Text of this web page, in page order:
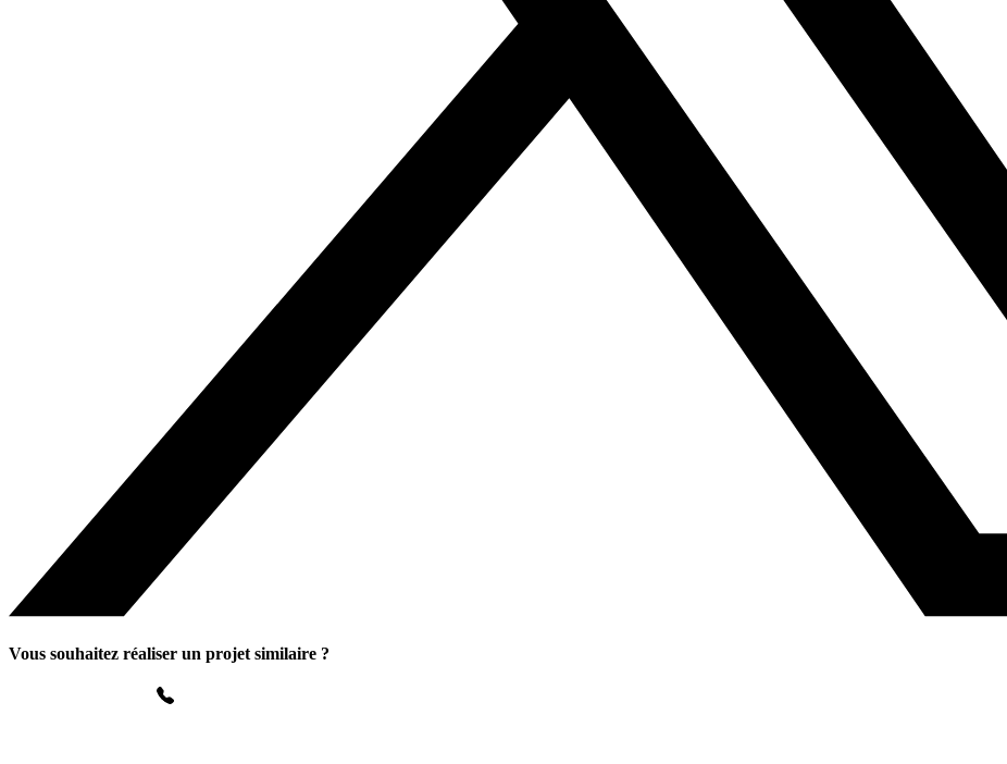
Vous souhaitez réaliser un projet similaire ?